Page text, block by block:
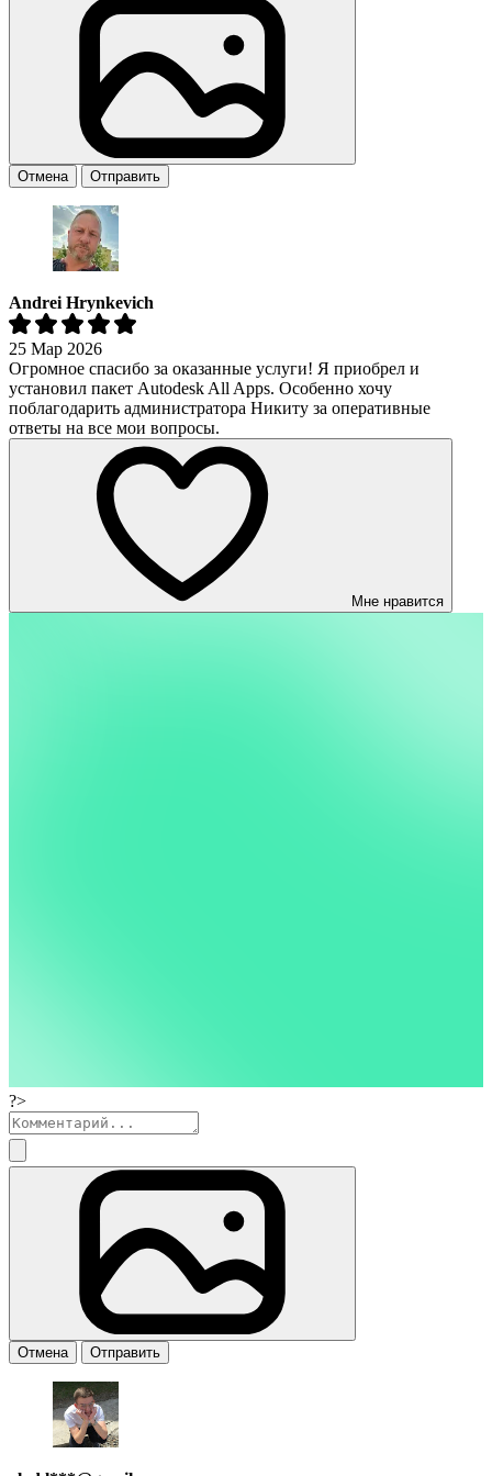
Отмена Отправить
Andrei Hrynkevich
25 Мар 2026
Огромное спасибо за оказанные услуги! Я приобрел и
установил пакет Autodesk All Apps. Особенно хочу
поблагодарить администратора Никиту за оперативные
ответы на все мои вопросы.
Мне нравится
?>
Отмена Отправить